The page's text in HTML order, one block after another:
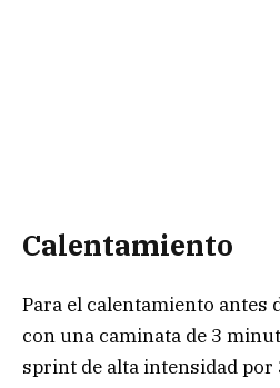
Calentamiento
Para el calentamiento antes
con una caminata de 3
sprint de alta intensidad por